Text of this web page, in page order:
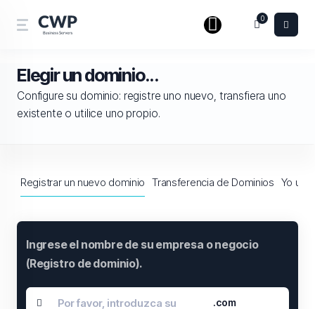
0
Elegir un dominio...
Configure su dominio: registre uno nuevo, transfiera uno
existente o utilice uno propio.
Registrar un nuevo dominio Transferencia de Dominios Yo
Ingrese el nombre de su empresa o negocio
(Registro de dominio).
.com